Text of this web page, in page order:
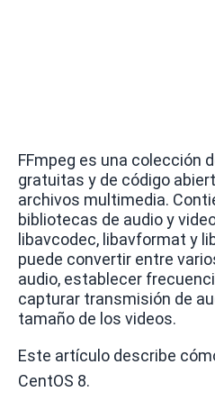
FFmpeg es una colección
gratuitas y de código
archivos multimedia.
bibliotecas de audio y
libavcodec, libavformat y
puede convertir entre
audio, establecer
capturar transmisión de
tamaño de los videos.
Este artículo describe
CentOS 8.